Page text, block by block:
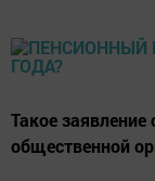
Такое заявление
общественной